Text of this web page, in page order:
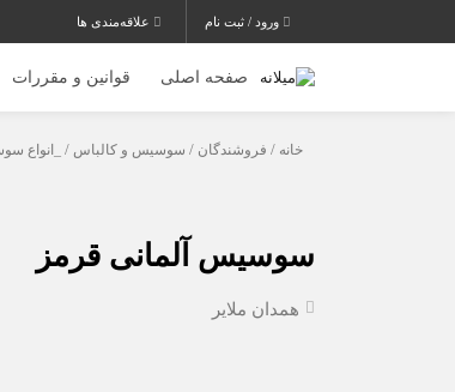
ورود / ثبت نام علاقه‌مندی ها
صفحه اصلی قوانین و مقررات
خانه / فروشندگان / سوسیس و کالباس / _انواع
سوسیس آلمانی قرمز
همدان ملایر